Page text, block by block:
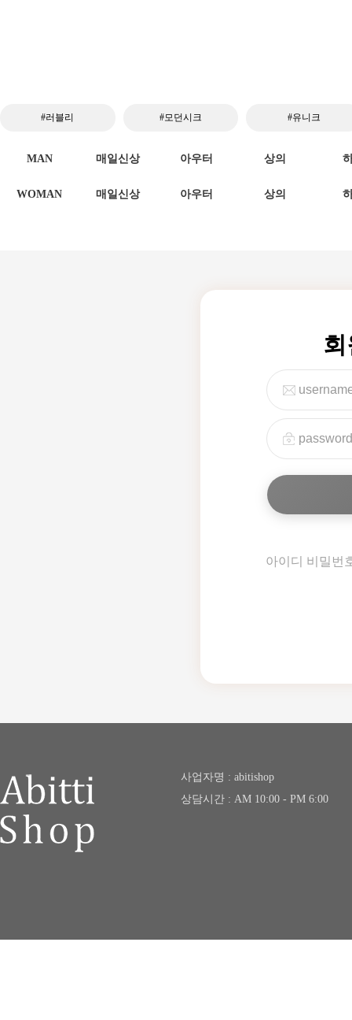
#러블리 #모던시크 #유니크
MAN 매일신상 아우터 상의
WOMAN 매일신상 아우터 상의
아이디 비밀번
사업자명 : abitishop
상담시간 : AM 10:00 - PM 6:00